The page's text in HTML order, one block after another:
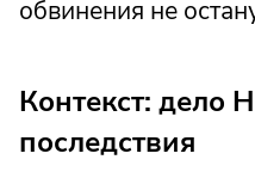
обвинения не
Контекст: дело
последствия